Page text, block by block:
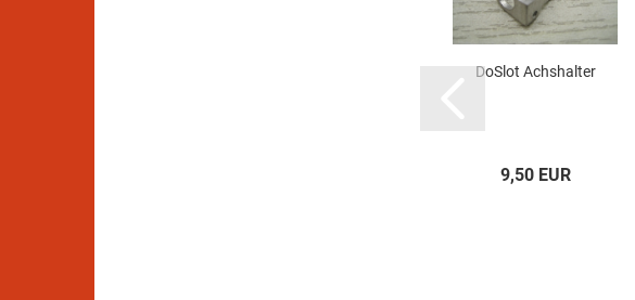
DoSlot Achshalter
9,50 EUR